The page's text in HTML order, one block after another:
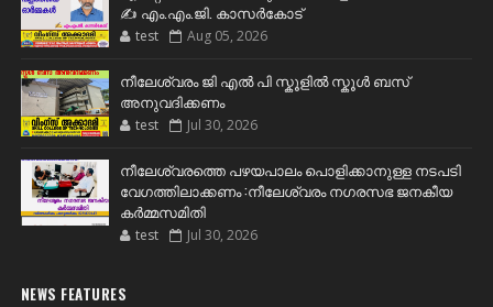
✍️ എം.എം.ജി. കാസർകോട്
test Aug 05, 2026
നീലേശ്വരം ജി എൽ പി സ്കൂളിൽ സ്കൂൾ ബസ്
അനുവദിക്കണം
test Jul 30, 2026
നീലേശ്വരത്തെ പഴയപാലം പൊളിക്കാനുള്ള നടപടി
വേഗത്തിലാക്കണം :നീലേശ്വരം നഗരസഭ ജനകീയ
കർമ്മസമിതി
test Jul 30, 2026
NEWS FEATURES